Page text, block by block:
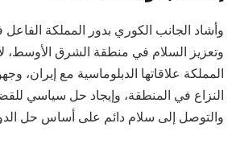
وأشاد الجانب الكوري بدور المملكة
وتعزيز السلام في منطقة الشرق الأوسط،
المملكة علاقاتها الدبلوماسية مع إيران،
النزاع في المنطقة، وإيجاد حل سياسي
والتوصل إلى سلام دائم على أساس حل